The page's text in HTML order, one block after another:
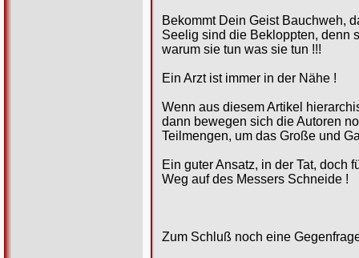
Bekommt Dein Geist Bauchweh,
Seelig sind die Bekloppten, denn
warum sie tun was sie tun !!!
Ein Arzt ist immer in der Nähe !
Wenn aus diesem Artikel
dann bewegen sich die Autoren
Teilmengen, um das Große und
Ein guter Ansatz, in der Tat, doch
Weg auf des Messers Schneide !
Zum Schluß noch eine